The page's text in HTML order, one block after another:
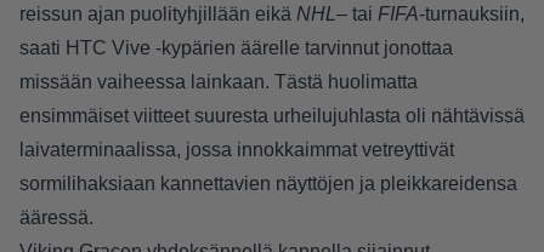
reissun ajan puolityhjillään eikä NHL – tai FIFA-turnauksiin,
saati HTC Vive -kypärien äärelle tarvinnut jonottaa
missään vaiheessa lainkaan. Tästä huolimatta
ensimmäiset viitteet suuresta urheilujuhlasta oli nähtävissä
laivaterminaalissa, jossa innokkaimmat vetreyttivät
sormilihaksiaan kannettavien näyttöjen ja pleikkareidensa
ääressä.